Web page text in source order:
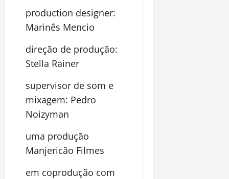
production designer:
Marinês Mencio
direção de produção:
Stella Rainer
supervisor de som e
mixagem: Pedro
Noizyman
uma produção
Manjericão Filmes
em coprodução com